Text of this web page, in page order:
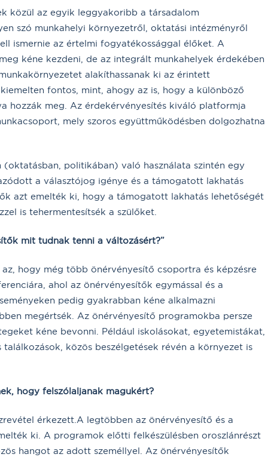
közül az egyik leggyakoribb a társadalom
szó munkahelyi környezetről, oktatási intézményről
ismernie az értelmi fogyatékossággal élőket. A
kéne kezdeni, de az integrált munkahelyek érdekében
alakíthassanak ki az érintett
fontos, mint, ahogy az is, hogy a különböző
hozzák meg. Az érdekérvényesítés kiváló platformja
mely szoros együttműködésben dolgozhatna
politikában) való használata szintén egy
a választójog igénye és a támogatott lakhatás
azt emelték ki, hogy a támogatott lakhatás lehetőségét
is tehermentesítsék a szülőket.
mit tudnak tenni a változásért?”
hogy még több önérvényesítő csoportra és képzésre
ahol az önérvényesítők egymással és a
pedig gyakrabban kéne alkalmazni
megértsék. Az önérvényesítő programokba persze
kéne bevonni. Például iskolásokat, egyetemistákat,
közös beszélgetések révén a környezet is
hogy felszólaljanak magukért?
érkezett.A legtöbben az önérvényesítő és a
ki. A programok előtti felkészülésben oroszlánrészt
hangot az adott személlyel. Az önérvényesítők